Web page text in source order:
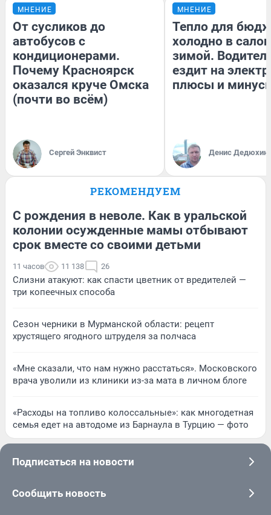
МНЕНИЕ
От сусликов до
автобусов с
кондиционерами.
Почему Красноярск
оказался круче Омска
(почти во всём)
Сергей Энквист
МНЕНИЕ
Тепло для
холодно в
зимой.
ездит на
плюсы и
Денис Дедюхин
РЕКОМЕНДУЕМ
С рождения в неволе. Как в уральской
колонии осужденные мамы отбывают
срок вместе со своими детьми
11 часов 11 138 26
Слизни атакуют: как спасти цветник от вредителей —
три копеечных способа
Сезон черники в Мурманской области: рецепт
хрустящего ягодного штруделя за полчаса
«Мне сказали, что нам нужно расстаться». Московского
врача уволили из клиники из-за мата в личном блоге
«Расходы на топливо колоссальные»: как многодетная
семья едет на автодоме из Барнаула в Турцию — фото
Подписаться на новости
Сообщить новость